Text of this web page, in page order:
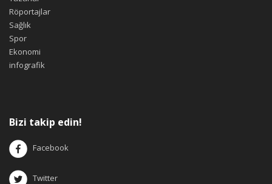
Röportajlar
Sağlık
Spor
Ekonomi
infografik
Bizi takip edin!
Facebook
Twitter